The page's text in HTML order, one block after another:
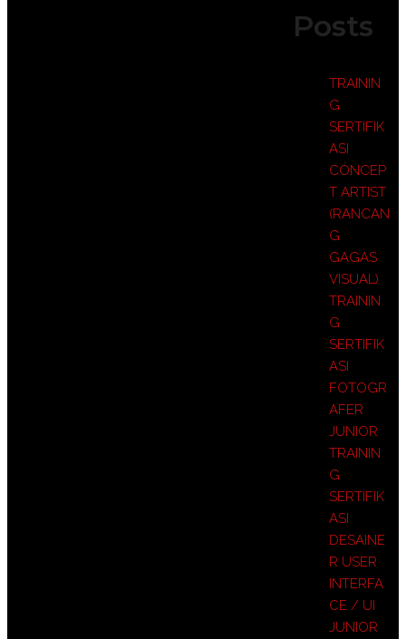
Posts
TRAININ
G
SERTIFIK
ASI
CONCEP
T ARTIST
(RANCAN
G
GAGAS
VISUAL)
TRAININ
G
SERTIFIK
ASI
FOTOGR
AFER
JUNIOR
TRAININ
G
SERTIFIK
ASI
DESAINE
R USER
INTERFA
CE / UI
JUNIOR